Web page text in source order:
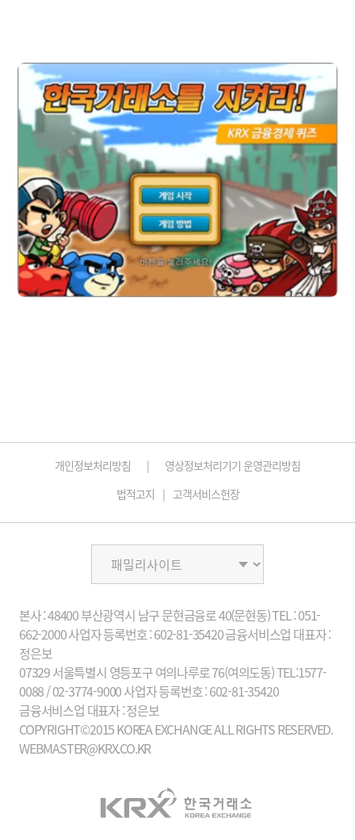
개인정보처리방침
영상정보처리기기 운영관리방침
법적고지
고객서비스헌장
본사 : 48400 부산광역시 남구 문현금융로 40(문현동)TEL : 051-
662-2000사업자 등록번호 : 602-81-35420 금융서비스업 대표자 :
정은보
07329 서울특별시 영등포구 여의나루로 76(여의도동)TEL:1577-
0088 / 02-3774-9000사업자 등록번호 : 602-81-35420
금융서비스업 대표자 : 정은보
COPYRIGHT©2015 KOREA EXCHANGE ALL RIGHTS RESERVED.
WEBMASTER@KRX.CO.KR